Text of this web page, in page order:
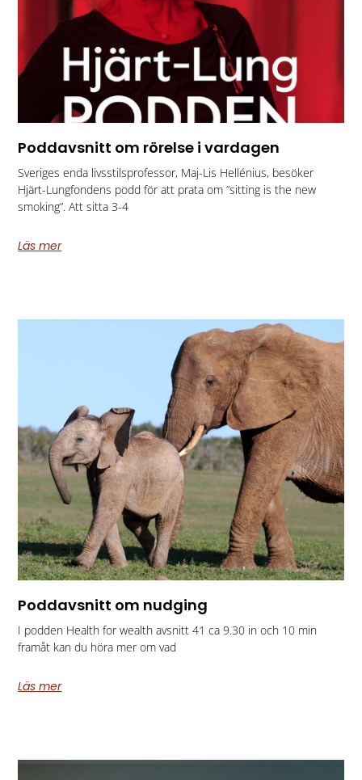
Poddavsnitt om rörelse i vardagen
Sveriges enda livsstilsprofessor, Maj-Lis Hellénius, besöker
Hjärt-Lungfondens podd för att prata om ”sitting is the new
smoking”. Att sitta 3-4
Läs mer
Poddavsnitt om nudging
I podden Health for wealth avsnitt 41 ca 9.30 in och 10 min
framåt kan du höra mer om vad
Läs mer